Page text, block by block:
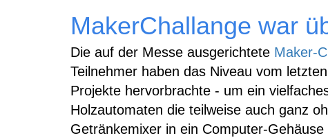
MakerChallange war
Die auf der Messe ausgerichtete Maker-
Teilnehmer haben das Niveau vom
Projekte hervorbrachte - um ein
Holzautomaten die teilweise auch ganz
Getränkemixer in ein Computer-